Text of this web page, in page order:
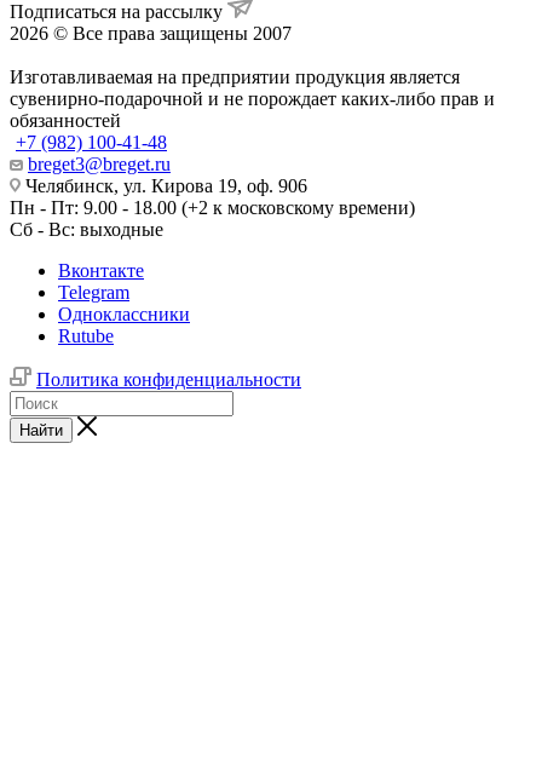
Подписаться на рассылку
2026 © Все права защищены 2007
Изготавливаемая на предприятии продукция является
сувенирно-подарочной и не порождает каких-либо прав и
обязанностей
+7 (982) 100-41-48
breget3@breget.ru
Челябинск, ул. Кирова 19, оф. 906
Пн - Пт: 9.00 - 18.00 (+2 к московскому времени)
Сб - Вс: выходные
Вконтакте
Telegram
Одноклассники
Rutube
Политика конфиденциальности
Найти